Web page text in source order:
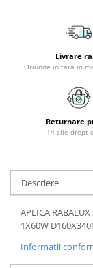
VEIOZE COPII
Livrare
Oriunde in tara in
Returnare
14 zile drept
Descriere
APLICA RABALUX
1X60W
Informatii